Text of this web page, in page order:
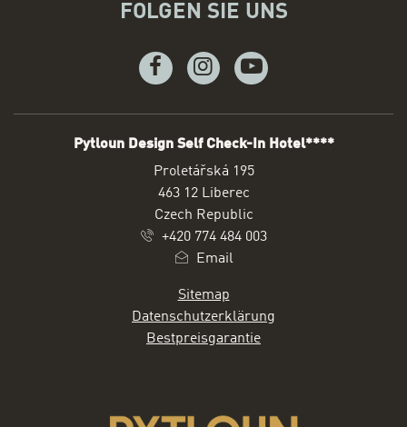
ADRESSE
Pytloun Design Self Check-In Hotel****
Proletářská 195
463 12 Liberec
Czech Republic
+420 774 484 003
Email
Sitemap
Datenschutzerklärung
Bestpreisgarantie
FOLGEN SIE UNS
FacebookInstagramYoutube